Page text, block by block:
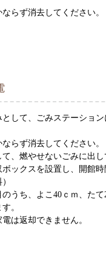
らず消去してください。
して、ごみステーショ
らず消去してください。
、燃やせないごみに出し
ボックスを設置し、開館
うち、よこ40ｃｍ、た
。
電は返却できません。